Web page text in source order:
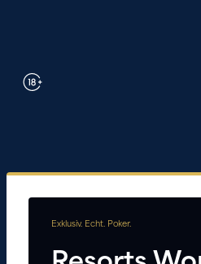
Exklusiv. Echt. Poker.